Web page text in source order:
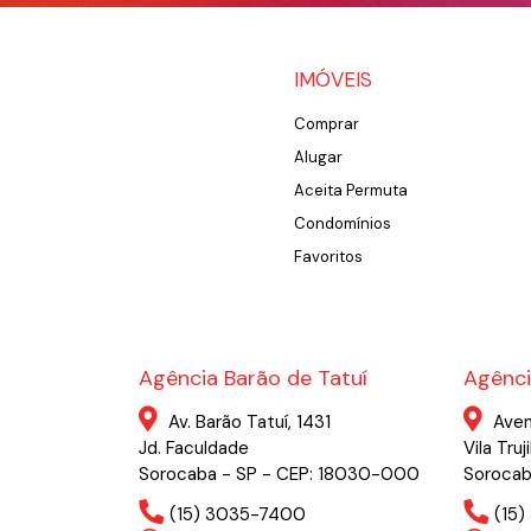
IMÓVEIS
Comprar
Alugar
Aceita Permuta
Condomínios
Favoritos
Agência Barão de Tatuí
Av. Barão Tatuí, 1431
Jd. Faculdade
Sorocaba - SP - CEP: 18030-000
(15) 3035-7400
Vila